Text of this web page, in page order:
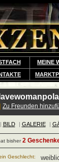
MEINE
Zu Freunden
| BILD | GALERIE |
bisher2
Geschlecht: